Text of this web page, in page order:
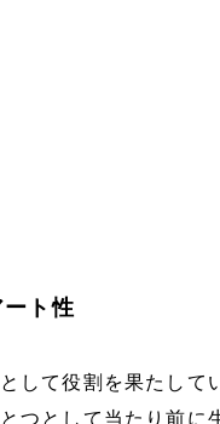
ト性
して役割を果たして
つとして当たり前に